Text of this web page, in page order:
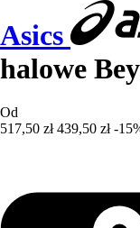
Asics
halowe
Od
517,50 zł 439,50 zł -